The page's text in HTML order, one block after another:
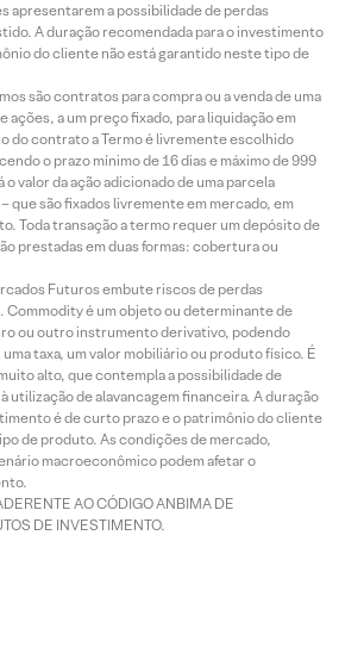
apresentarem a possibilidade de perdas
A duração recomendada para o investimento
do cliente não está garantido neste tipo de
são contratos para compra ou a venda de uma
ações, a um preço fixado, para liquidação em
do contrato a Termo é livremente escolhido
o prazo mínimo de 16 dias e máximo de 999
valor da ação adicionado de uma parcela
que são fixados livremente em mercado, em
Toda transação a termo requer um depósito de
prestadas em duas formas: cobertura ou
Futuros embute riscos de perdas
é um objeto ou determinante de
ou outro instrumento derivativo, podendo
taxa, um valor mobiliário ou produto físico. É
alto, que contempla a possibilidade de
utilização de alavancagem financeira. A duração
é de curto prazo e o patrimônio do cliente
de produto. As condições de mercado,
macroeconômico podem afetar o
AO CÓDIGO ANBIMA DE
DE INVESTIMENTO.